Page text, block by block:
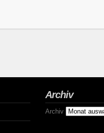
Archiv
Archiv